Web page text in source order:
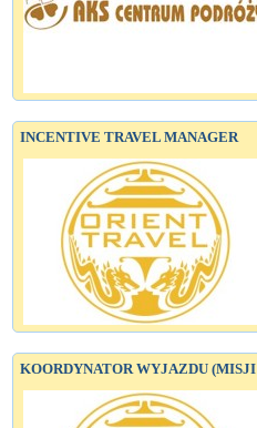
INCENTIVE TRAVEL MANAGER
KOORDYNATOR WYJAZDU (MISJI